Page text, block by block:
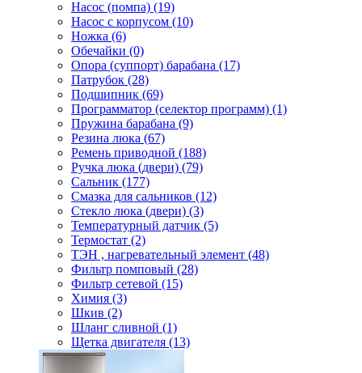
Насос (помпа) (19)
Насос c корпусом (10)
Ножка (6)
Обечайки (0)
Опора (суппорт) барабана (17)
Патрубок (28)
Подшипник (69)
Программатор (селектор программ) (1)
Пружина барабана (9)
Резина люка (67)
Ремень приводной (188)
Ручка люка (двери) (79)
Сальник (177)
Смазка для сальников (12)
Стекло люка (двери) (3)
Температурный датчик (5)
Термостат (2)
ТЭН , нагревательный элемент (48)
Фильтр помповый (28)
Фильтр сетевой (15)
Химия (3)
Шкив (2)
Шланг сливной (1)
Щетка двигателя (13)